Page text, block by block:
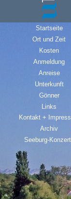
Startseite
Ort und Zeit
Kosten
Anmeldung
Anreise
Unterkunft
Kontakt +
Gönner
Links
Archiv
Seeburg-